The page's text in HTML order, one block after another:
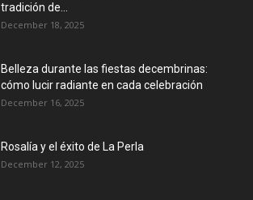
tradición de...
December 18, 2025
Belleza durante las fiestas decembrinas:
cómo lucir radiante en cada celebración
December 16, 2025
Rosalía y el éxito de La Perla
December 12, 2025